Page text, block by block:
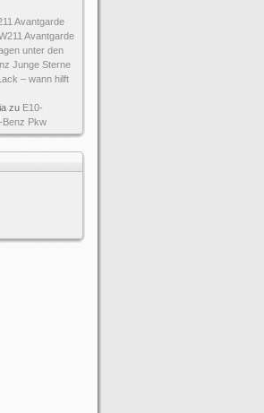
Avantgarde
Avantgarde
unter den
Junge Sterne
– wann hilft
zu E10-
Benz Pkw